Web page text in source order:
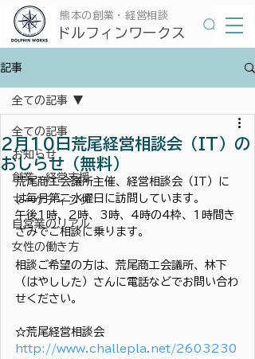
​ドルフィンワークス
​熊本の創業・経営相談
記事
全ての記事
お知らせ
創業・経営支援
マーケティング
自営業のリアル
女性の働き方
全ての記事
2月10日荒尾経営相談会（IT）の
おしらせ（無料）
荒尾商工会議所主催、経営相談会（IT）に
は毎月第二水曜日に訪問しています。
午後1時、2時、3時、4時の4枠、1時間き
ざみでご相談に乗ります。
相談ご希望の方は、荒尾商工会議所、林下
（はやしした）さんに電話などでお問い合わ
せください。
☆荒尾経営相談会
http://www.challepla.net/2603230